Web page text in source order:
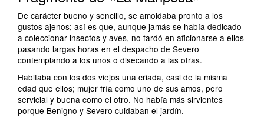
De carácter bueno y sencillo, se amoldaba pronto a los
gustos ajenos; así es que, aunque jamás se había dedicado
a coleccionar insectos y aves, no tardó en aficionarse a ellos
pasando largas horas en el despacho de Severo
contemplando a los unos o disecando a las otras.
Habitaba con los dos viejos una criada, casi de la misma
edad que ellos; mujer fría como uno de sus amos, pero
servicial y buena como el otro. No había más sirvientes
porque Benigno y Severo cuidaban el jardín.